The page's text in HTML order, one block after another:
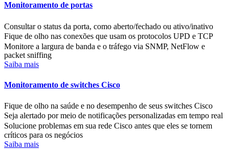
Monitoramento de portas
Consultar o status da porta, como aberto/fechado ou ativo/inativo
Fique de olho nas conexões que usam os protocolos UPD e TCP
Monitore a largura de banda e o tráfego via SNMP, NetFlow e
packet sniffing
Saiba mais
Monitoramento de switches Cisco
Fique de olho na saúde e no desempenho de seus switches Cisco
Seja alertado por meio de notificações personalizadas em tempo real
Solucione problemas em sua rede Cisco antes que eles se tornem
críticos para os negócios
Saiba mais